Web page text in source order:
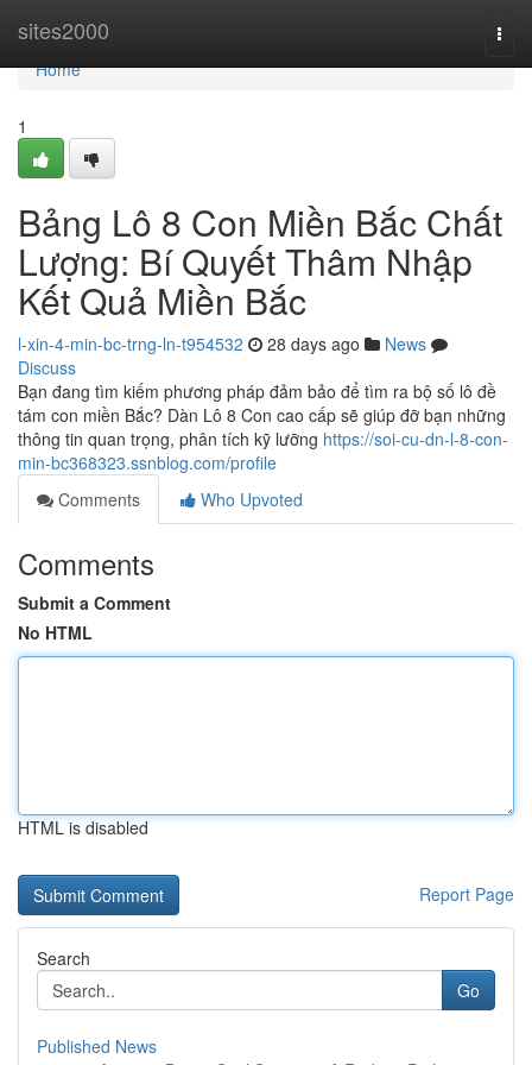
sites2000
Home
Home
1
Bảng Lô 8 Con Miền Bắc Chất
Lượng: Bí Quyết Thâm Nhập
Kết Quả Miền Bắc
l-xin-4-min-bc-trng-ln-t954532 28 days ago
News
Discuss
Bạn đang tìm kiếm phương pháp đảm bảo để tìm ra bộ số lô đề
tám con miền Bắc? Dàn Lô 8 Con cao cấp sẽ giúp đỡ bạn những
thông tin quan trọng, phân tích kỹ lưỡng https://soi-cu-dn-l-8-con-
min-bc368323.ssnblog.com/profile
Comments
Who Upvoted
Comments
Submit a Comment
No HTML
HTML is disabled
Report Page
Search
Go
Published News